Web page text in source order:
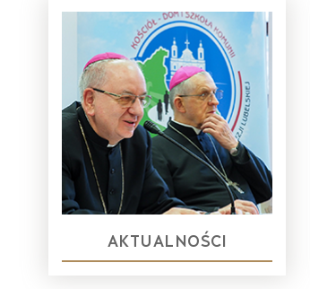
AKTUALNOŚCI